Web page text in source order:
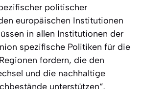
politischer
europäischen Institutionen
in allen Institutionen der
spezifische Politiken für die
fordern, die den
und die nachhaltige
unterstützen“,